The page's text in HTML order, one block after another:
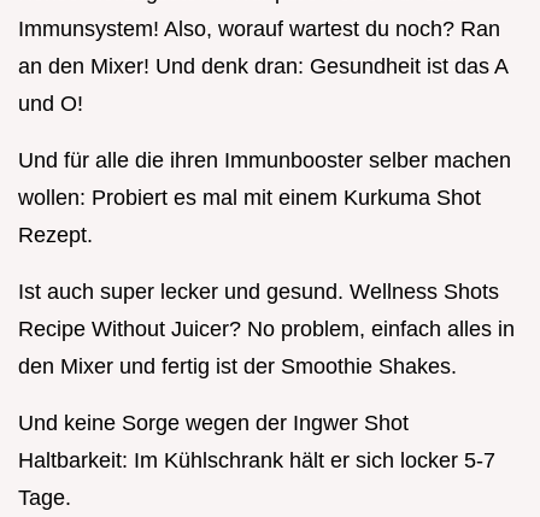
Immunsystem! Also, worauf wartest du noch? Ran
an den Mixer! Und denk dran: Gesundheit ist das A
und O!
Und für alle die ihren Immunbooster selber machen
wollen: Probiert es mal mit einem Kurkuma Shot
Rezept.
Ist auch super lecker und gesund. Wellness Shots
Recipe Without Juicer? No problem, einfach alles in
den Mixer und fertig ist der Smoothie Shakes.
Und keine Sorge wegen der Ingwer Shot
Haltbarkeit: Im Kühlschrank hält er sich locker 5-7
Tage.